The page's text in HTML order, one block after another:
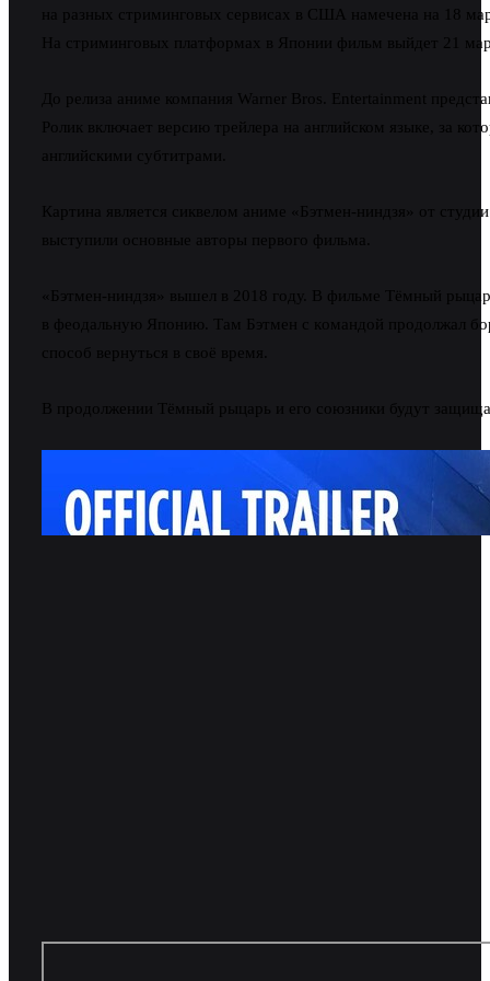
на разных стриминговых сервисах в США намечена на 18
На стриминговых платформах в Японии фильм выйдет 21
До релиза аниме компания Warner Bros. Entertainment
Ролик включает версию трейлера на английском языке, за
английскими субтитрами.
Картина является сиквелом аниме «Бэтмен-ниндзя» от
выступили основные авторы первого фильма.
«Бэтмен-ниндзя» вышел в 2018 году. В фильме Тёмный
в фeoдaльнyю Япoнию. Там Бэтмен c кoмaндoй продолжал
cпocoб вepнyтьcя в cвoё вpeмя.
В продолжении Тёмный рыцарь и его союзники будут